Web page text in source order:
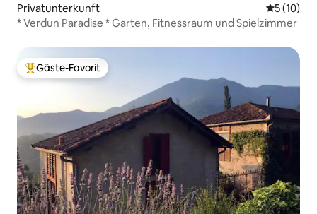
Privatunterkunft
5 (10)
* Verdun Paradise * Garten, Fitnessraum und Spielzimmer
Beliebter Gäste-Favorit.
Gäste-Favorit